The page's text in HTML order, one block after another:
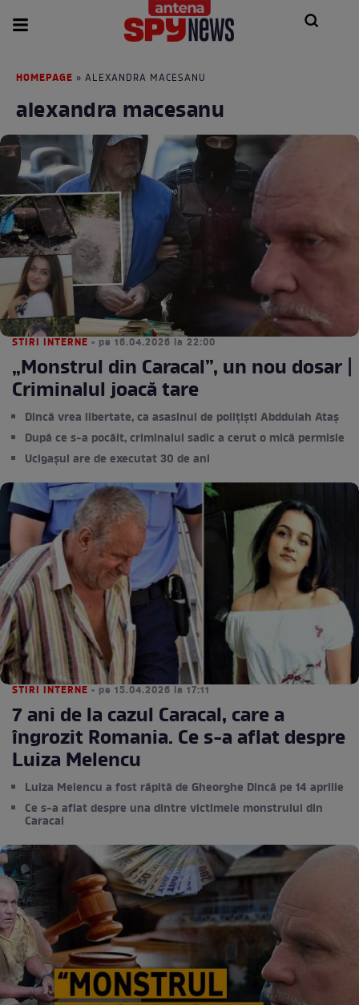
HOMEPAGE » ALEXANDRA MACESANU
alexandra macesanu
STIRI INTERNE • pe 16.04.2026 la 22:00
„Monstrul din Caracal”, un nou dosar |
Criminalul joacă tare
Dincă vrea libertate, ca asasinul de polițiști Abddulah Ataș
După ce s-a pocăit, criminalul sadic a cerut o mică permisie
Ucigașul are de executat 30 de ani
STIRI INTERNE • pe 15.04.2026 la 17:11
7 ani de la cazul Caracal, care a
îngrozit Romania. Ce s-a aflat despre
Luiza Melencu
Luiza Melencu a fost răpită de Gheorghe Dincă pe 14 aprilie
Ce s-a aflat despre una dintre victimele monstrului din
Caracal